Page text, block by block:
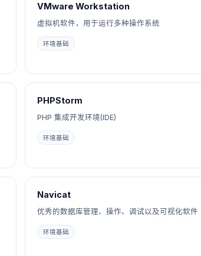
VMware Workstation
虚拟机软件，用于运行多种操作系统
环境基础
PHPStorm
PHP 集成开发环境(IDE)
环境基础
Navicat
优秀的数据库管理、操作、调试以及可视化软件
环境基础